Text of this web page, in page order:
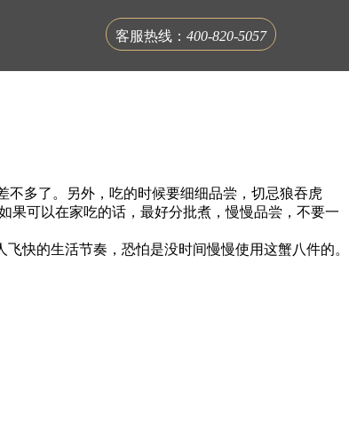
不多了。另外，吃的时候要细细品尝，切忌狼吞虎
果可以在家吃的话，最好分批煮，慢慢品尝，不要一
快的生活节奏，恐怕是没时间慢慢使用这蟹八件的。
客服热线： 400-820-5057